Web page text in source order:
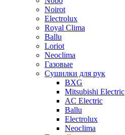
Noirot
Electrolux
Royal Clima
Ballu
Loriot
Neoclima
Газовые
Сушилки для рук
BXG
Mitsubishi Electric
AC Electric
Ballu
Electrolux
Neoclima